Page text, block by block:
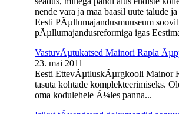
nende vara ja maa baasil uute talude
Eesti PÃµllumajandusmuuseum
pÃµllumajandusreformiga igas
VastuvÃµtukatsed Mainori Rapla
23. mai 2011
Eesti EttevÃµtluskÃµrgkooli Mainor
tasuta kohtade komplekteerimiseks.
oma kodulehele Ã¼les panna...